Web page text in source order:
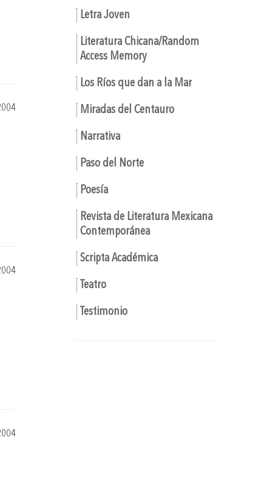
Letra Joven
Literatura Chicana/Random
Access Memory
Los Ríos que dan a la Mar
Miradas del Centauro
Narrativa
Paso del Norte
Poesía
Revista de Literatura Mexicana
Contemporánea
Scripta Académica
Teatro
Testimonio